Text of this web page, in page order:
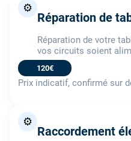
⚙️
Réparation de
Réparation de votre
vos circuits soient
120€
Prix indicatif, confirmé sur
⚙️
Raccordement